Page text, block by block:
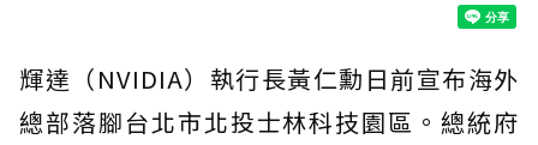
輝達（NVIDIA）執行長黃仁勳日前宣布海外
總部落腳台北市北投士林科技園區。總統府